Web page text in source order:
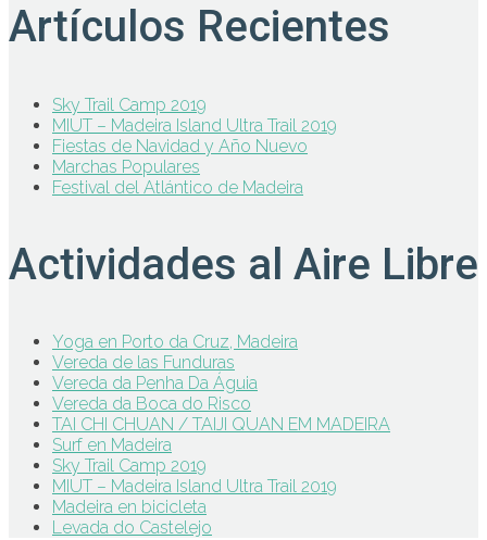
Artículos Recientes
Sky Trail Camp 2019
MIUT – Madeira Island Ultra Trail 2019
Fiestas de Navidad y Año Nuevo
Marchas Populares
Festival del Atlántico de Madeira
Actividades al Aire Libre
Yoga en Porto da Cruz, Madeira
Vereda de las Funduras
Vereda da Penha Da Águia
Vereda da Boca do Risco
TAI CHI CHUAN / TAIJI QUAN EM MADEIRA
Surf en Madeira
Sky Trail Camp 2019
MIUT – Madeira Island Ultra Trail 2019
Madeira en bicicleta
Levada do Castelejo